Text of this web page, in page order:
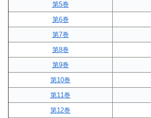
第5巻
第6巻
第7巻
第8巻
第9巻
第10巻
第11巻
第12巻